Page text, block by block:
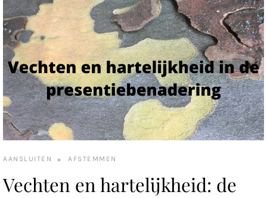
AANSLUITEN AFSTEMMEN
Vechten en hartelijkheid: de